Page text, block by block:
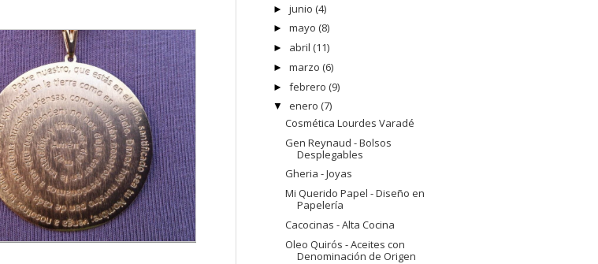
► junio (4)
► mayo (8)
► abril (11)
► marzo (6)
► febrero (9)
▼ enero (7)
Cosmética Lourdes Varadé
Gen Reynaud - Bolsos
Desplegables
Gheria - Joyas
Mi Querido Papel - Diseño en
Papelería
Cacocinas - Alta Cocina
Oleo Quirós - Aceites con
Denominación de Origen